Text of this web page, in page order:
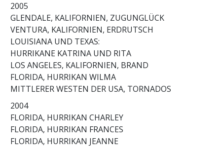
2005
GLENDALE, KALIFORNIEN, ZUGUNGLÜCK
VENTURA, KALIFORNIEN, ERDRUTSCH
LOUISIANA UND TEXAS:
HURRIKANE KATRINA UND RITA
LOS ANGELES, KALIFORNIEN, BRAND
FLORIDA, HURRIKAN WILMA
MITTLERER WESTEN DER USA, TORNADOS
2004
FLORIDA, HURRIKAN CHARLEY
FLORIDA, HURRIKAN FRANCES
FLORIDA, HURRIKAN JEANNE